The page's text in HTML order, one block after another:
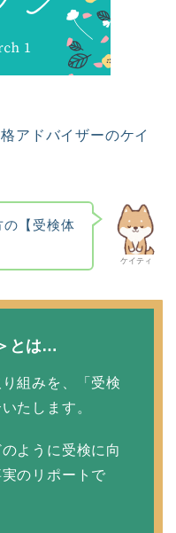
アドバイザーのケイ
ケイティ
【受検体
とは…
組みを、「受検
たします。
ように受検に向
のリポートで